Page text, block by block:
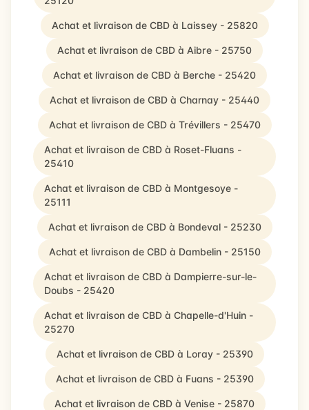
Achat et livraison de CBD à Laissey - 25820
Achat et livraison de CBD à Aibre - 25750
Achat et livraison de CBD à Berche - 25420
Achat et livraison de CBD à Charnay - 25440
Achat et livraison de CBD à Trévillers - 25470
Achat et livraison de CBD à Roset-Fluans -
25410
Achat et livraison de CBD à Montgesoye -
25111
Achat et livraison de CBD à Bondeval - 25230
Achat et livraison de CBD à Dambelin - 25150
Achat et livraison de CBD à Dampierre-sur-le-
Doubs - 25420
Achat et livraison de CBD à Chapelle-d'Huin -
25270
Achat et livraison de CBD à Loray - 25390
Achat et livraison de CBD à Fuans - 25390
Achat et livraison de CBD à Venise - 25870